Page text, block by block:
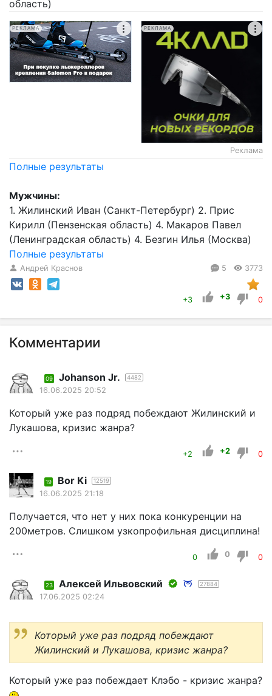
область)
РЕКЛАМА РЕКЛАМА
Реклама
Полные результаты
Мужчины:
1. Жилинский Иван (Санкт-Петербург) 2. Прис
Кирилл (Пензенская область) 4. Макаров Павел
(Ленинградская область) 4. Безгин Илья (Москва)
Полные результаты
Андрей Краснов 5 3773
+3 +3 0
Комментарии
09 Johanson Jr. 4482
16.06.2025 20:52
Который уже раз подряд побеждают Жилинский и
Лукашова, кризис жанра?
+2 +2 0
19 Bor Ki 12519
16.06.2025 21:18
Получается, что нет у них пока конкуренции на
200метров. Слишком узкопрофильная дисциплина!
0 0 0
23 Алексей Ильвовский 27884
17.06.2025 02:24
Который уже раз подряд побеждают
Жилинский и Лукашова, кризис жанра?
Который уже раз побеждает Клэбо - кризис жанра?